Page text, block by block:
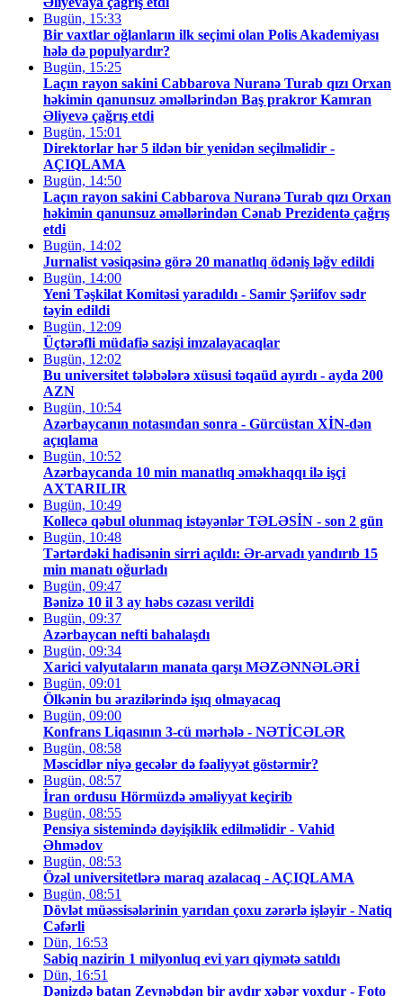
Bugün, 15:33
Bir vaxtlar oğlanların ilk seçimi olan Polis Akademiyası
hələ də populyardır?
Bugün, 15:25
Laçın rayon sakini Cabbarova Nuranə Turab qızı Orxan
həkimin qanunsuz əməllərindən Baş prakror Kamran
Əliyevə çağrış etdi
Bugün, 15:01
Direktorlar hər 5 ildən bir yenidən seçilməlidir -
AÇIQLAMA
Bugün, 14:50
Laçın rayon sakini Cabbarova Nuranə Turab qızı Orxan
həkimin qanunsuz əməllərindən Cənab Prezidentə çağrış
etdi
Bugün, 14:02
Jurnalist vəsiqəsinə görə 20 manatlıq ödəniş ləğv edildi
Bugün, 14:00
Yeni Təşkilat Komitəsi yaradıldı - Samir Şəriifov sədr
təyin edildi
Bugün, 12:09
Üçtərəfli müdafiə sazişi imzalayacaqlar
Bugün, 12:02
Bu universitet tələbələrə xüsusi təqaüd ayırdı - ayda 200
AZN
Bugün, 10:54
Azərbaycanın notasından sonra - Gürcüstan XİN-dən
açıqlama
Bugün, 10:52
Azərbaycanda 10 min manatlıq əməkhaqqı ilə işçi
AXTARILIR
Bugün, 10:49
Kollecə qəbul olunmaq istəyənlər TƏLƏSİN - son 2 gün
Bugün, 10:48
Tərtərdəki hadisənin sirri açıldı: Ər-arvadı yandırıb 15
min manatı oğurladı
Bugün, 09:47
Bənizə 10 il 3 ay həbs cəzası verildi
Bugün, 09:37
Azərbaycan nefti bahalaşdı
Bugün, 09:34
Xarici valyutaların manata qarşı MƏZƏNNƏLƏRİ
Bugün, 09:01
Ölkənin bu ərazilərində işıq olmayacaq
Bugün, 09:00
Konfrans Liqasının 3-cü mərhələ - NƏTİCƏLƏR
Bugün, 08:58
Məscidlər niyə gecələr də fəaliyyət göstərmir?
Bugün, 08:57
İran ordusu Hörmüzdə əməliyyat keçirib
Bugün, 08:55
Pensiya sistemində dəyişiklik edilməlidir - Vahid
Əhmədov
Bugün, 08:53
Özəl universitetlərə maraq azalacaq - AÇIQLAMA
Bugün, 08:51
Dövlət müəssisələrinin yarıdan çoxu zərərlə işləyir - Natiq
Cəfərli
Dün, 16:53
Sabiq nazirin 1 milyonluq evi yarı qiymətə satıldı
Dün, 16:51
Dənizdə batan Zeynəbdən bir aydır xəbər yoxdur - Foto